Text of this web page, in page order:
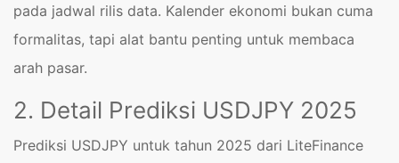
pada jadwal rilis data. Kalender ekonomi bukan cuma
formalitas, tapi alat bantu penting untuk membaca
arah pasar.
2. Detail Prediksi USDJPY 2025
Prediksi USDJPY untuk tahun 2025 dari LiteFinance